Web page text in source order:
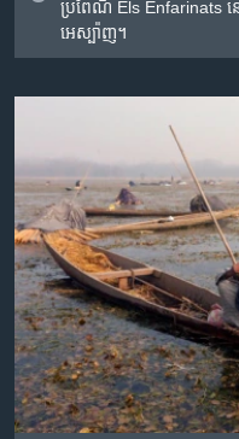
ប្រពៃណី Els Enfarinats ន
អេស្ប៉ាញ។